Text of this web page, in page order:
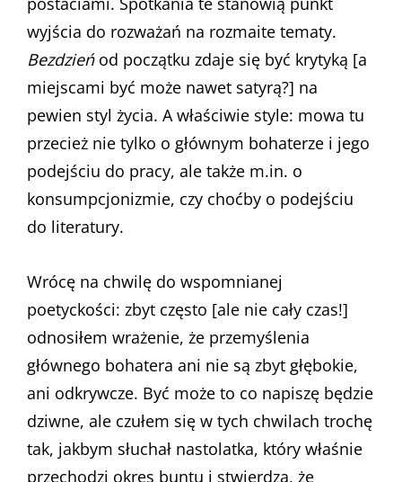
wyjścia do rozważań na rozmaite tematy.
Bezdzień od początku zdaje się być krytyką [a
miejscami być może nawet satyrą?] na
pewien styl życia. A właściwie style: mowa tu
przecież nie tylko o głównym bohaterze i jego
podejściu do pracy, ale także m.in. o
konsumpcjonizmie, czy choćby o podejściu
do literatury.
Wrócę na chwilę do wspomnianej
poetyckości: zbyt często [ale nie cały czas!]
odnosiłem wrażenie, że przemyślenia
głównego bohatera ani nie są zbyt głębokie,
ani odkrywcze. Być może to co napiszę będzie
dziwne, ale czułem się w tych chwilach trochę
tak, jakbym słuchał nastolatka, który właśnie
przechodzi okres buntu i stwierdza, że